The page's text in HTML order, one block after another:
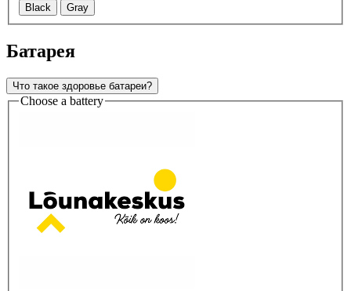
Black Gray
Батарея
Что такое здоровье батареи?
Choose a battery